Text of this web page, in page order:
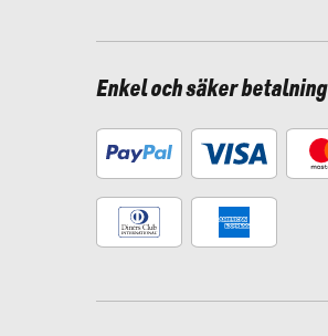
Enkel och säker betalning